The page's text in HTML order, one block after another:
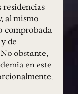
residencias
al mismo
comprobada
de
obstante,
en este